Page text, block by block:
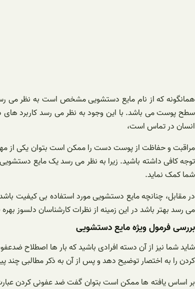
همانگونه که از نام مایع دستشویی مشخص است به نظر می
سطح پوست می باشد. با این وجود به نظر می رسد کاربرد های
انسان در تماس است،
مراقبت و حفاظت از پوست دست را ممکن است بتوان یکی از
توجه کافی داشته باشید. زیرا به نظر می رسد یک مایع
شما کمک نماید.
در مقابل، چنانچه مایع دستشویی مورد استفاده بی کیفیت
می رسد بهتر باشد در این زمینه از نظرات کارشناسان دلسوز
بررسی فرمول ویژه مایع دستشویی
شاید شما نیز از آن دسته افرادی باشید که بار ها اصطلاح
کردن را به اختصار توضیح دهد و پس از آن به ذکر مطالبی چند
بر اساس یافته ها ممکن است بتوان گفت ضد عفونی کردن